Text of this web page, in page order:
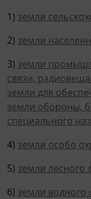
1) земли
2) земли
3) земли
связи,
земли для
земли обороны,
специального
4) земли особо
5) земли лесного
6) земли водного